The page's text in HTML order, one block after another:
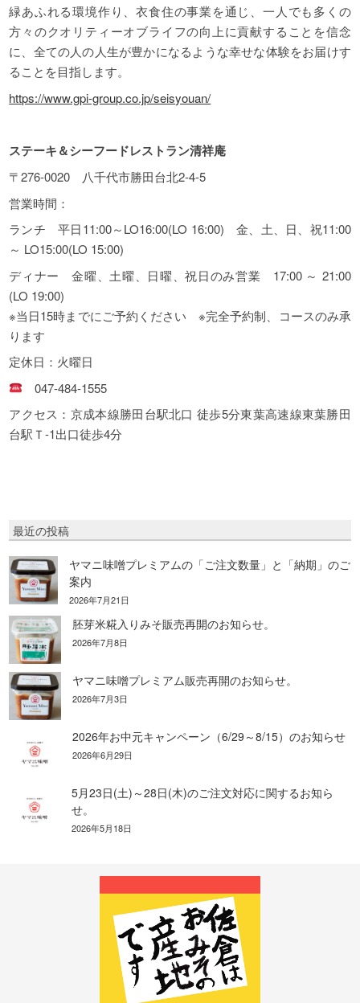
緑あふれる環境作り、衣食住の事業を通じ、一人でも多くの
方々のクオリティーオブライフの向上に貢献することを信念
に、全ての人の人生が豊かになるような幸せな体験をお届けす
ることを目指します。
https://www.gpi-group.co.jp/seisyouan/
ステーキ＆シーフードレストラン清祥庵
〒276-0020 八千代市勝田台北2-4-5
営業時間：
ランチ 平日11:00～LO16:00(LO 16:00) 金、土、日、祝11:00
～ LO15:00(LO 15:00)
ディナー 金曜、土曜、日曜、祝日のみ営業 17:00 ～ 21:00
(LO 19:00)
※当日15時までにご予約ください ※完全予約制、コースのみ承
ります
定休日：火曜日
047-484-1555
アクセス：京成本線勝田台駅北口 徒歩5分東葉高速線東葉勝田
台駅Ｔ-1出口徒歩4分
最近の投稿
ヤマニ味噌プレミアムの「ご注文数量」と「納期」のご
案内
2026年7月21日
胚芽米糀入りみそ販売再開のお知らせ。
2026年7月8日
ヤマニ味噌プレミアム販売再開のお知らせ。
2026年7月3日
2026年お中元キャンペーン（6/29～8/15）のお知らせ
2026年6月29日
5月23日(土)～28日(木)のご注文対応に関するお知ら
せ。
2026年5月18日